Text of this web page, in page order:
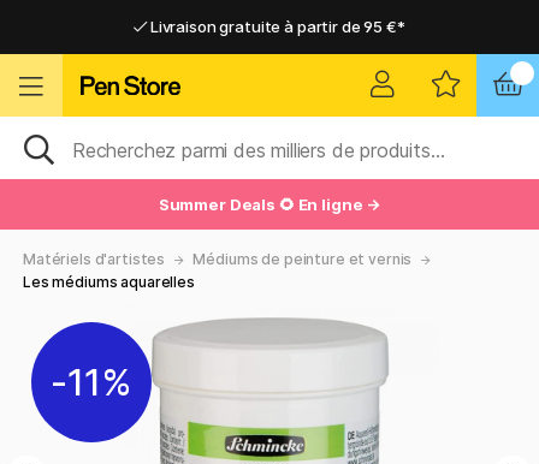
Livraison gratuite à partir de 95 €*
Livraison domicile ou point relais
Livraison gratuite à partir de 95 €*
Livraison domicile ou point relais
Summer Deals 🌻 En ligne →
Matériels d'artistes
Médiums de peinture et vernis
Les médiums aquarelles
11%